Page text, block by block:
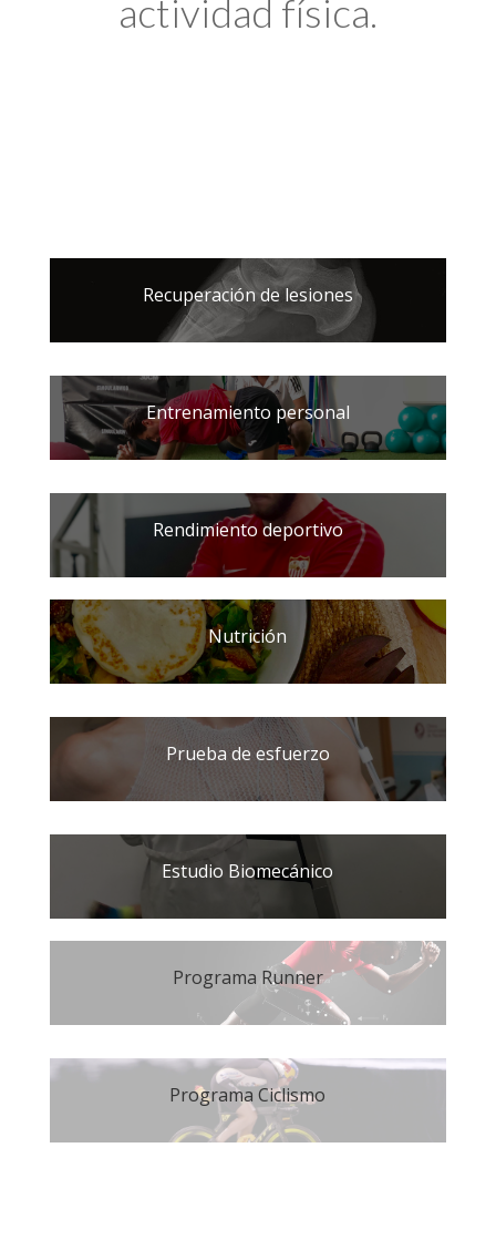
actividad física.
Recuperación de lesiones
Entrenamiento personal
Rendimiento deportivo
Nutrición
Prueba de esfuerzo
Estudio Biomecánico
Programa Runner
Programa Ciclismo